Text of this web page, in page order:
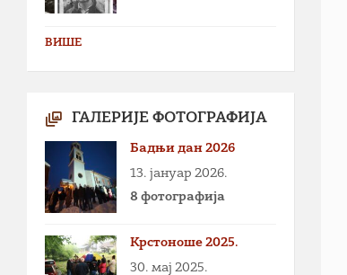
ВИШЕ
ГАЛЕРИЈЕ ФОТОГРАФИЈА
Бадњи дан 2026
13. јануар 2026.
8 фотографија
Крстоноше 2025.
30. мај 2025.